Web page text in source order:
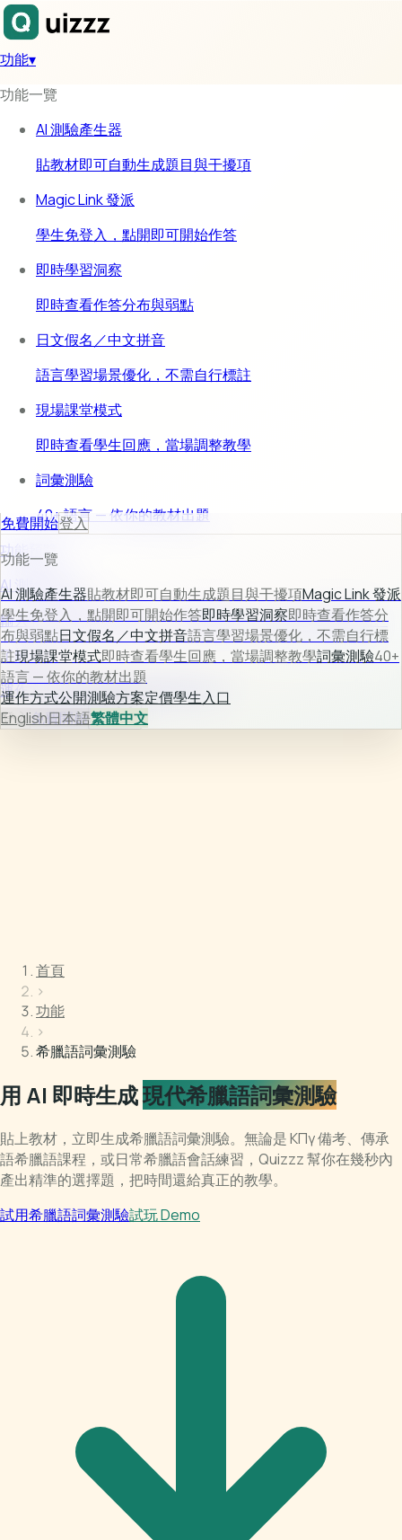
功能▾
功能一覽
AI 測驗產生器
貼教材即可自動生成題目與干擾項
Magic Link 發派
學生免登入，點開即可開始作答
即時學習洞察
即時查看作答分布與弱點
日文假名／中文拼音
語言學習場景優化，不需自行標註
現場課堂模式
即時查看學生回應，當場調整教學
詞彙測驗
40+ 語言 — 依你的教材出題
功能預覽
AI 測驗產生器
輸入教材後自動生成題目、選項與解析，快速完成可用測驗。
了解更多 →
運作方式公開測驗方案定價學生入口
登入免費開始
免費開始登入
功能一覽
AI 測驗產生器貼教材即可自動生成題目與干擾項Magic Link 發派
學生免登入，點開即可開始作答即時學習洞察即時查看作答分
布與弱點日文假名／中文拼音語言學習場景優化，不需自行標
註現場課堂模式即時查看學生回應，當場調整教學詞彙測驗40+
語言 — 依你的教材出題
運作方式公開測驗方案定價學生入口
English日本語繁體中文
首頁
›
功能
›
希臘語詞彙測驗
用 AI 即時生成現代希臘語詞彙測驗
貼上教材，立即生成希臘語詞彙測驗。無論是 ΚΠγ 備考、傳承
語希臘語課程，或日常希臘語會話練習，Quizzz 幫你在幾秒內
產出精準的選擇題，把時間還給真正的教學。
試用希臘語詞彙測驗試玩 Demo